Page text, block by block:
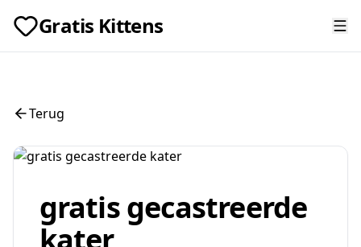
Gratis Kittens
Terug
gratis gecastreerde